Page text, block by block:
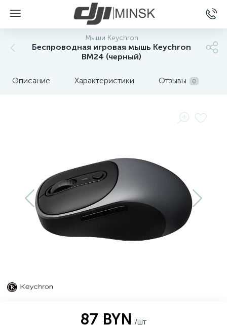
Мыши Keychron
Беспроводная игровая мышь Keychron
BM24 (черный)
Описание Характеристики Отзывы 0
87 BYN /шт